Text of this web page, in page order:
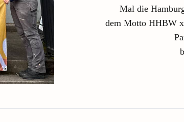
Mal die
dem Motto HHBW